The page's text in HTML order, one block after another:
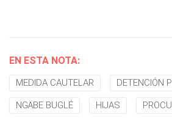
EN ESTA NOTA:
MEDIDA CAUTELAR DETENCIÓN
NGÄBE BUGLÉ HIJAS